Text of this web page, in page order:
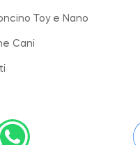
Toy e Nano
Cani